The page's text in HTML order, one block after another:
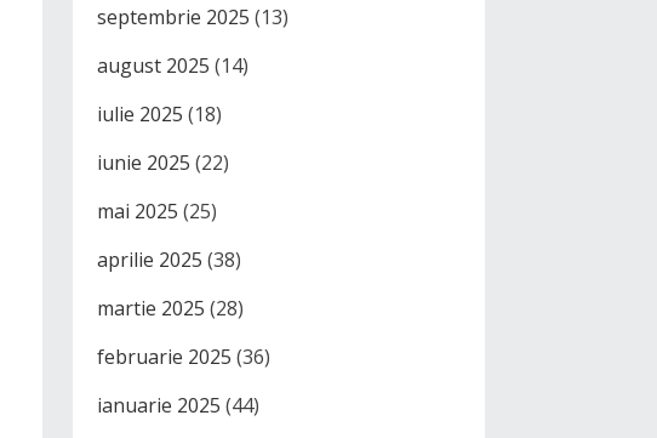
septembrie 2025 (13)
august 2025 (14)
iulie 2025 (18)
iunie 2025 (22)
mai 2025 (25)
aprilie 2025 (38)
martie 2025 (28)
februarie 2025 (36)
ianuarie 2025 (44)